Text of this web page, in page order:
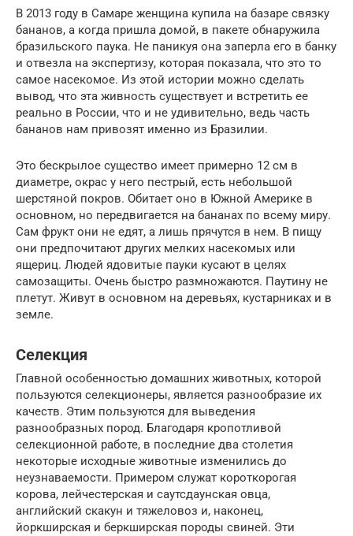
В 2013 году в Самаре женщина купила на базаре связку
бананов, а когда пришла домой, в пакете обнаружила
бразильского паука. Не паникуя она заперла его в банку
и отвезла на экспертизу, которая показала, что это то
самое насекомое. Из этой истории можно сделать
вывод, что эта живность существует и встретить ее
реально в России, что и не удивительно, ведь часть
бананов нам привозят именно из Бразилии.
Это бескрылое существо имеет примерно 12 см в
диаметре, окрас у него пестрый, есть небольшой
шерстяной покров. Обитает оно в Южной Америке в
основном, но передвигается на бананах по всему миру.
Сам фрукт они не едят, а лишь прячутся в нем. В пищу
они предпочитают других мелких насекомых или
ящериц. Людей ядовитые пауки кусают в целях
самозащиты. Очень быстро размножаются. Паутину не
плетут. Живут в основном на деревьях, кустарниках и в
земле.
Селекция
Главной особенностью домашних животных, которой
пользуются селекционеры, является разнообразие их
качеств. Этим пользуются для выведения
разнообразных пород. Благодаря кропотливой
селекционной работе, в последние два столетия
некоторые исходные животные изменились до
неузнаваемости. Примером служат короткорогая
корова, лейчестерская и саутсдаунская овца,
английский скакун и тяжеловоз и, наконец,
йоркширская и беркширская породы свиней. Эти